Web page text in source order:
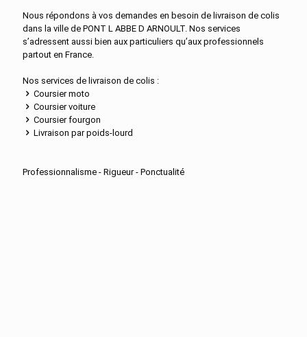
Nous répondons à vos demandes en besoin de livraison de colis
dans la ville de PONT L ABBE D ARNOULT. Nos services
s’adressent aussi bien aux particuliers qu’aux professionnels
partout en France.
Nos services de livraison de colis :
Coursier moto
Coursier voiture
Coursier fourgon
Livraison par poids-lourd
Professionnalisme - Rigueur - Ponctualité